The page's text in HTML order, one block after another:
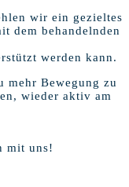
wir ein gezieltes
dem behandelnden
werden kann.
mehr Bewegung zu
wieder aktiv am
mit uns!